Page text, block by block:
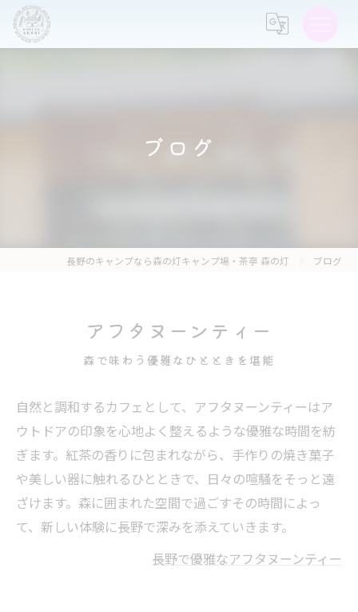
ブログ
長野のキャンプなら森の灯キャンプ場・茶亭 森の灯 ブログ
アフタヌーンティー
森で味わう優雅なひとときを堪能
自然と調和するカフェとして、アフタヌーンティーはア
ウトドアの印象を心地よく整えるような優雅な時間を紡
ぎます。紅茶の香りに包まれながら、手作りの焼き菓子
や美しい器に触れるひとときで、日々の喧騒をそっと遠
ざけます。森に囲まれた空間で過ごすその時間によっ
て、新しい体験に長野で深みを添えていきます。
長野で優雅なアフタヌーンティー